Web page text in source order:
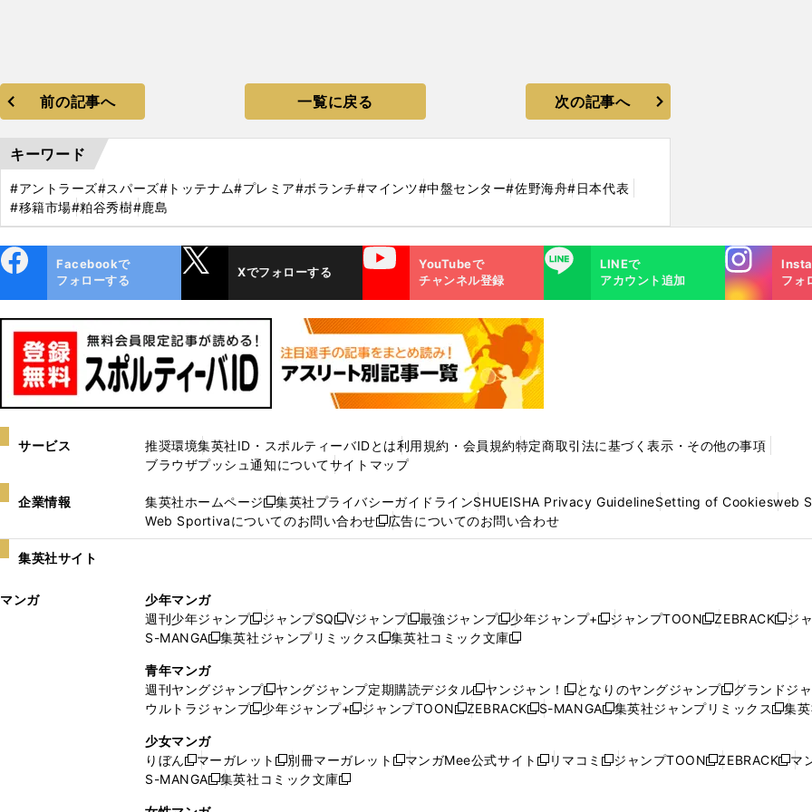
前の記事へ 一覧に戻る 次の記事へ
キーワード
#アントラーズ#スパーズ#トッテナム#プレミア#ボランチ#マインツ#中盤センター#佐野海舟#日本代表
#移籍市場#粕谷秀樹#鹿島
ok
Facebookで
フォローする
Xでフォローする
YouTube
YouTubeで
チャンネル登録
LINE
LINEで
アカウント追加
Instagra
m
フォ
サービス 推奨環境集英社ID・スポルティーバIDとは利用規約・会員規約特定商取引法に基づく表示・その他の事項
ブラウザプッシュ通知についてサイトマップ
企業情報 集英社ホームページ
新
し
い
ド
ウ
く
集英社プライバシーガイドラインSHUEISHA Privacy GuidelineSetting of Cookiesweb
Web Sportivaについてのお問い合わせ
新
し
ン
ド
開
く
広告についてのお問い合わせ
集英社サイト
マンガ
少年マンガ
週刊少年ジャンプ
新
し
ィ
ン
ウ
で
ジャンプSQ
新
し
ィ
ン
ウ
で
Vジャンプ
新
し
ィ
ン
ウ
で
最強ジャンプ
新
し
ィ
ン
ウ
少年ジャンプ+
新
ィ
ン
ウ
ジャンプTOON
新
ィ
ン
ウ
ZEBRACK
新
ィ
ン
ウ
ジ
S-MANGA
新
い
ウ
ィ
ン
ド
ウ
集英社ジャンプリミックス
新
ウ
ィ
ド
集英社コミック文庫
新
ウ
ィ
ド
青年マンガ
週刊ヤングジャンプ
新
し
ィ
ン
ヤングジャンプ定期購読デジタル
新
し
ィ
ヤンジャン！新
し
ィ
となりのヤングジャンプ
新
し
ウ
ィ
グランドジ
ウルトラジャンプ
新
ウ
ィ
少年ジャンプ+
新
ウ
ジャンプTOON
新
ウ
ZEBRACK
新
ウ
S-MANGA
新
ウ
集英社ジャンプリミックス
新
ウ
集
少女マンガ
りぼん
新
し
マーガレット
新
し
別冊マーガレット新
マンガMee公式サイト新
リマコミ新
ジャンプTOON
新
ZEBRACK
新
マ
S-MANGA
新
集英社コミック文庫
新